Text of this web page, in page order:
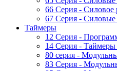
66 Серия - Силовое
67 Серия - Силовые
Таймеры
12 Серия -
14 Серия -
80 серия -
83 Серия -